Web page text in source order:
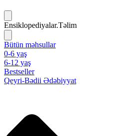
Ensiklopediyalar.Təlim
Bütün məhsullar
0-6 yaş
6-12 yaş
Bestseller
Qeyri-Bədii Ədəbiyyat